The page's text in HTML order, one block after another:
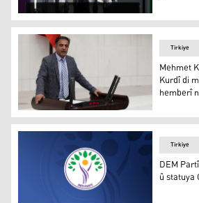
Ayşegul Dogan: Statuya Abdullah
Mehmet Kamaç: Qedexekirina
Tirkiye
Mehmet
Kurdî di
hemberî
Tirkiye
DEM
û statuya